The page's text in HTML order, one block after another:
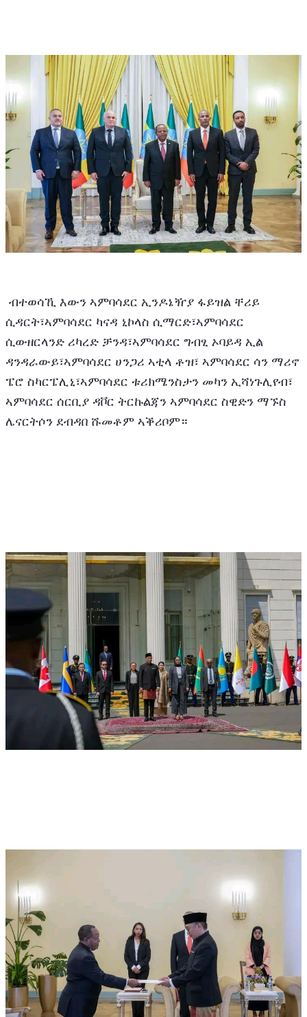
ሲዳርት፣ኣምባሳደር ካናዳ ኒኮላስ ሲማርድ፣ኣምባሳደር
ሲውዘርላንድ ሪካረድ ቻንዳ፣ኣምባሳደር ግብፂ ኦባይዳ ኢል
ዳንዳራውይ፣ኣምባሳደር ሀንጋሪ ኣቲላ ቶዝ፣ ኣምባሳደር ሳን ማሪኖ
ፔሮ ስካርፔሊኒ፣ኣምባሳደር ቱሪክሜንስታን መካን ኢሻነጉሊየብ፣
ኣምባሳደር ሰርቢያ ዳቮር ትርኩልጃን ኣምባሳደር ስዊድን ማኙስ
ሌናርትሶን ደብዳበ ሹመቶም ኣቕሪቦም።